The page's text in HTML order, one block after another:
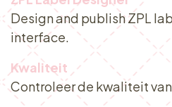
Design and publish ZPL
interface.
Kwaliteit
Controleer de kwaliteit